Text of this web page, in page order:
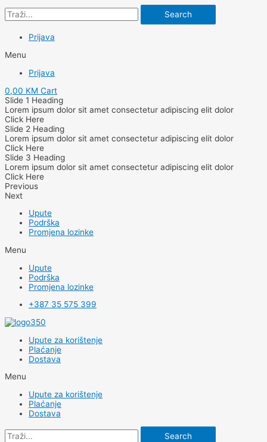
Search
Prijava
Menu
Prijava
0,00 KM Cart
Slide 1 Heading
Lorem ipsum dolor sit amet consectetur adipiscing elit dolor
Click Here
Slide 2 Heading
Lorem ipsum dolor sit amet consectetur adipiscing elit dolor
Click Here
Slide 3 Heading
Lorem ipsum dolor sit amet consectetur adipiscing elit dolor
Click Here
Previous
Next
Upute
Podrška
Promjena lozinke
Menu
Upute
Podrška
Promjena lozinke
+387 35 575 399
Upute za korištenje
Plaćanje
Dostava
Menu
Upute za korištenje
Plaćanje
Dostava
Search